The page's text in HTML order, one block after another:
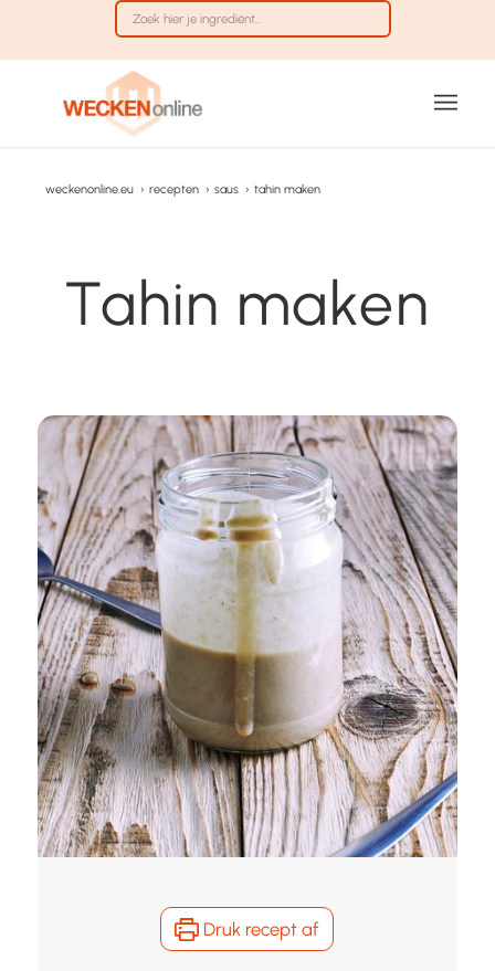
weckenonline.eu › recepten › saus › tahin maken
Tahin maken
Druk recept af